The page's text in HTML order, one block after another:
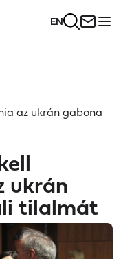
EN
az ukrán gabona
ukrán
tilalmát